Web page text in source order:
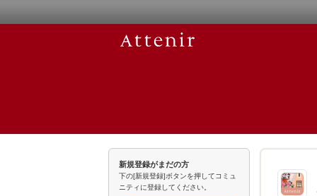
新規登録がまだの方
下の[新規登録]ボタンを押してコミュ
ニティに登録してください。